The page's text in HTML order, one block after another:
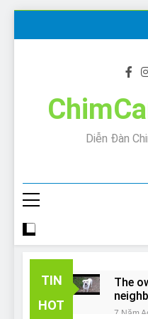
Diễn Đàn
TIN
HOT
The
away!
7 Năm